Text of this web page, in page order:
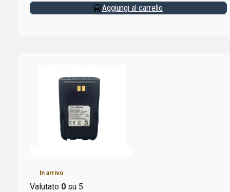
Aggiungi al carrello
In arrivo
Valutato 0su 5